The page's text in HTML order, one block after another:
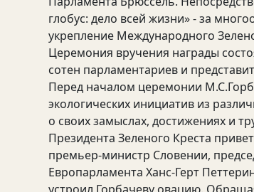
глобус: дело всей жизни» - за
укрепление Международного
Церемония вручения награды
сотен парламентариев и
Перед началом церемонии
экологических инициатив из
о своих замыслах, достижениях и
Президента Зеленого Креста
премьер-министр Словении,
Европарламента Ханс-Герт